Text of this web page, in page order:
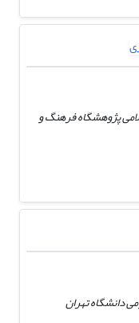
پژوهشگاه فرهنگ و
دانشگاه تهران